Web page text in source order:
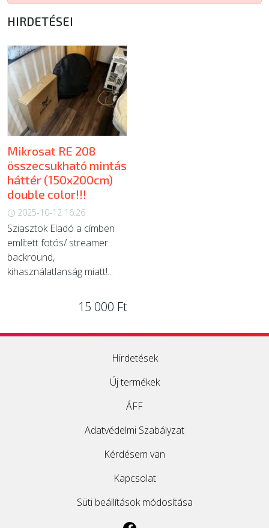
ÚJ TERMÉKEK
HIRDETÉSEI
Mikrosat RE 208
összecsukható mintás
háttér (150x200cm)
double color!!!
2025-10-12 16:26
Sziasztok Eladó a címben
említett fotós/ streamer
backround,
kihasználatlanság miatt!...
15 000 Ft
Hirdetések
Új termékek
ÁFF
Adatvédelmi Szabályzat
Kérdésem van
Kapcsolat
Süti beállítások módosítása